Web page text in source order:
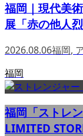
福岡｜現代美
展「赤の他人
2026.08.06福岡,
福岡
福岡「ストレ
LIMITED